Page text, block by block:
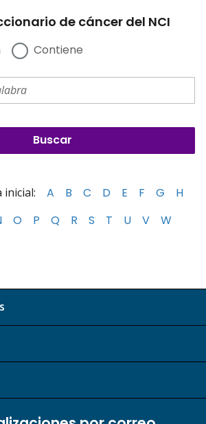
de cáncer del NCI
Contiene
A B C D E F G
H
O P Q R S T U V
W